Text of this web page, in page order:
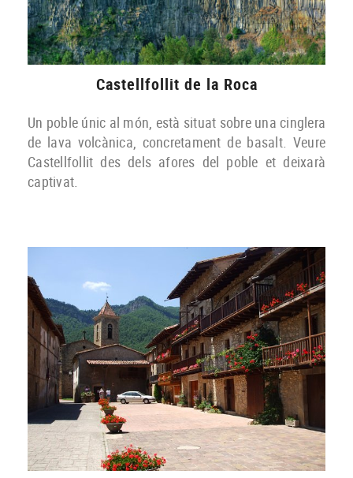
Castellfollit de la Roca
Un poble únic al món, està situat sobre una cinglera
de lava volcànica, concretament de basalt. Veure
Castellfollit des dels afores del poble et deixarà
captivat.